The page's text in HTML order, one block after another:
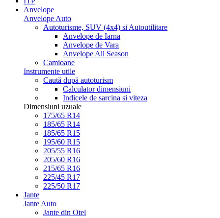
Anvelope
Anvelope Auto
Autoturisme, SUV (4x4) si Autoutilitare
Anvelope de Iarna
Anvelope de Vara
Anvelope All Season
Camioane
Instrumente utile
Caută după autoturism
Calculator dimensiuni
Indicele de sarcina si viteza
Dimensiuni uzuale
175/65 R14
185/65 R14
185/65 R15
195/60 R15
205/55 R16
205/60 R16
215/65 R16
225/45 R17
225/50 R17
Jante
Jante Auto
Jante din Otel